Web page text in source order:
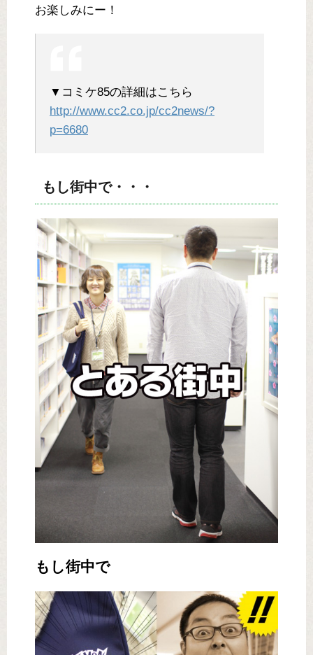
お楽しみにー！
▼コミケ85の詳細はこちら
http://www.cc2.co.jp/cc2news/?
p=6680
もし街中で・・・
もし街中で